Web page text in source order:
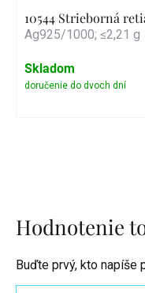
10544 Strieborná
Ag925/1000; ≤2,21 g
Skladom
Hodnotenie
Buďte prvý, kto